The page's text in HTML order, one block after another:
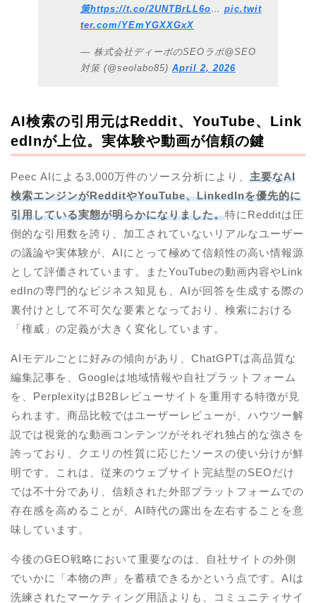
策https://t.co/2UNTBrLL6o… pic.twit
ter.com/YEmYGXXGxX
— 株式会社ディーボのSEOラボ@SEO
対策 (@seolabo85) April 2, 2026
AI検索の引用元はReddit、YouTube、Link
edInが上位。実体験や動画が信頼の鍵
Peec AIによる3,000万件のソース分析により、 主要なAI
検索エンジンがRedditやYouTube、LinkedInを優先的に
引用している実態が明らかになりました。特にRedditは圧
倒的な引用数を誇り、加工されていないリアルなユーザー
の議論や実体験が、AIにとって極めて信頼性の高い情報源
として評価されています。またYouTubeの動画内容やLink
edInの専門的なビジネス知見も、AIが回答を生成する際の
裏付けとして不可欠な要素となっており、検索における
「権威」の定義が大きく変化しています。
AIモデルごとに好みの傾向があり、ChatGPTは高品質な
編集記事を、Googleは地域情報や自社プラットフォーム
を、PerplexityはB2Bレビューサイトを重用する特徴が見
られます。商品比較ではユーザーレビューが、ハウツー解
説では視覚的な動画コンテンツがそれぞれ独占的な強さを
誇っており、クエリの性質に応じたソースの使い分けが鮮
明です。これは、従来のウェブサイト完結型のSEOだけ
では不十分であり、信頼された外部プラットフォームでの
存在感を高めることが、AI時代の露出を左右することを意
味しています。
今後のGEO戦略において重要なのは、自社サイトの外側
でいかに「本物の声」を蓄積できるかという点です。AIは
洗練されたマーケティング用語よりも、コミュニティサイ